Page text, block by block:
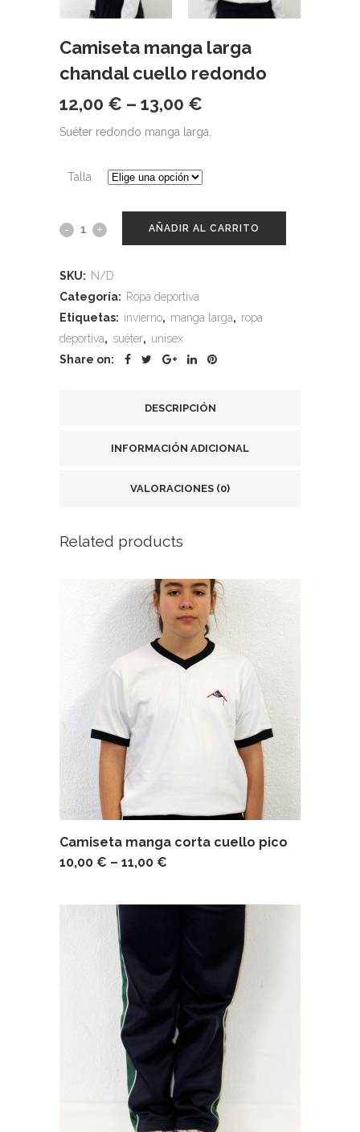
Camiseta manga larga
chandal cuello redondo
12,00 € – 13,00 €
Suéter redondo manga larga.
Talla
AÑADIR AL CARRITO
SKU: N/D
Categoría: Ropa deportiva
Etiquetas: invierno, manga larga, ropa
deportiva, suéter, unisex
Share on:
DESCRIPCIÓN
INFORMACIÓN ADICIONAL
VALORACIONES (0)
Related products
Camiseta manga corta cuello pico
10,00 € – 11,00 €